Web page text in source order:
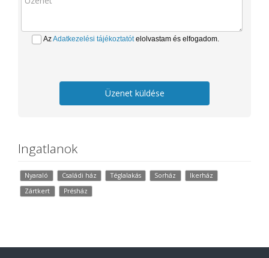
AzAdatkezelési tájékoztatótelolvastam és elfogadom.
Üzenet küldése
Ingatlanok
Nyaraló Családi ház Téglalakás Sorház
Ikerház
Zártkert
Présház